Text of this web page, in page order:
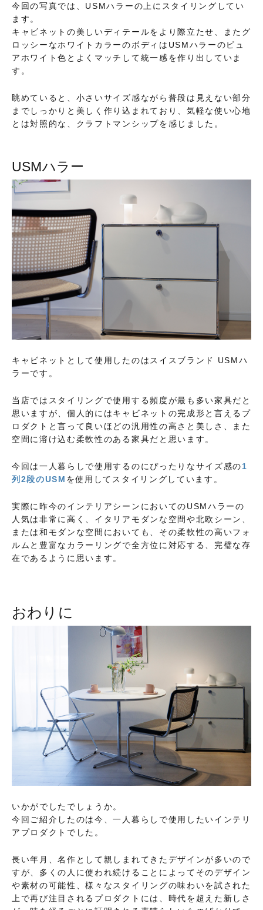
今回の写真では、USMハラーの上にスタイリングしてい
ます。
キャビネットの美しいディテールをより際立たせ、またグ
ロッシーなホワイトカラーのボディはUSMハラーのピュ
アホワイト色とよくマッチして統一感を作り出していま
す。
眺めていると、小さいサイズ感ながら普段は見えない部分
までしっかりと美しく作り込まれており、気軽な使い心地
とは対照的な、クラフトマンシップを感じました。
USMハラー
キャビネットとして使用したのはスイスブランド USMハ
ラーです。
当店ではスタイリングで使用する頻度が最も多い家具だと
思いますが、個人的にはキャビネットの完成形と言えるプ
ロダクトと言って良いほどの汎用性の高さと美しさ、また
空間に溶け込む柔軟性のある家具だと思います。
今回は一人暮らしで使用するのにぴったりなサイズ感の1
列2段のUSM を使用してスタイリングしています。
実際に昨今のインテリアシーンにおいてのUSMハラーの
人気は非常に高く、イタリアモダンな空間や北欧シーン、
または和モダンな空間においても、その柔軟性の高いフォ
ルムと豊富なカラーリングで全方位に対応する、完璧な存
在であるように思います。
おわりに
いかがでしたでしょうか。
今回ご紹介したのは今、一人暮らしで使用したいインテリ
アプロダクトでした。
長い年月、名作として親しまれてきたデザインが多いので
すが、多くの人に使われ続けることによってそのデザイン
や素材の可能性、様々なスタイリングの味わいを試された
上で再び注目されるプロダクトには、時代を超えた新しさ